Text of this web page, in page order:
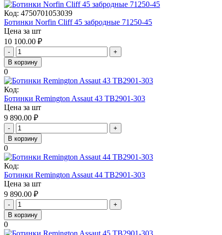
Код: 4750701053039
Ботинки Norfin Cliff 45 забродные 71250-45
Цена за шт
10 100.00 ₽
-
+
В корзину
0
Код:
Ботинки Remington Assaut 43 TB2901-303
Цена за шт
9 890.00 ₽
-
+
В корзину
0
Код:
Ботинки Remington Assaut 44 TB2901-303
Цена за шт
9 890.00 ₽
-
+
В корзину
0